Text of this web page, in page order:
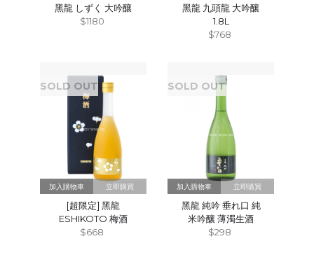
黑龍 しずく 大吟釀
$1180
黑龍 九頭龍 大吟釀
1.8L
$768
SOLD OUT
立即購買
[超限定] 黑龍
ESHIKOTO 梅酒
$668
SOLD OUT
立即購買
黑龍 純吟 垂れ⼝ 純
⽶吟釀 薄濁生酒
$298